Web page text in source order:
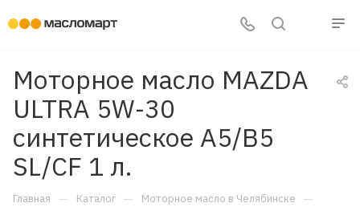
Моторное масло MAZDA
ULTRA 5W-30
синтетическое A5/B5
SL/CF 1 л.
Главная — Каталог — Моторное масло в Челябинске —